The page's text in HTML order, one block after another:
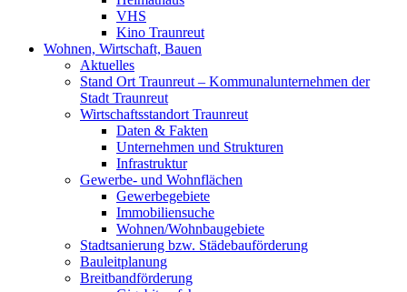
VHS
Kino Traunreut
Wohnen, Wirtschaft, Bauen
Aktuelles
Stand Ort Traunreut – Kommunalunternehmen der
Stadt Traunreut
Wirtschaftsstandort Traunreut
Daten & Fakten
Unternehmen und Strukturen
Infrastruktur
Gewerbe- und Wohnflächen
Gewerbegebiete
Immobiliensuche
Wohnen/Wohnbaugebiete
Stadtsanierung bzw. Städebauförderung
Bauleitplanung
Breitbandförderung